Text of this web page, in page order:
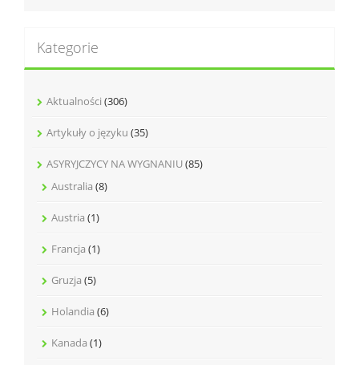
Kategorie
Aktualności (306)
Artykuły o języku (35)
ASYRYJCZYCY NA WYGNANIU(85)
Australia (8)
Austria (1)
Francja (1)
Gruzja (5)
Holandia (6)
Kanada (1)